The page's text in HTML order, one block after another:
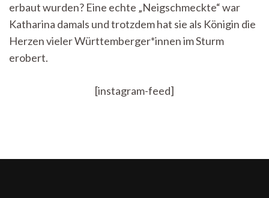
erbaut wurden? Eine echte „Neigschmeckte“ war
Katharina damals und trotzdem hat sie als Königin die
Herzen vieler Württemberger*innen im Sturm
erobert.
[instagram-feed]